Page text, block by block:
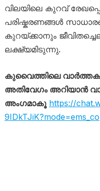
വിലയിലെ കുറവ്
പരിഷ്കരണങ്ങൾ
കുറയ്ക്കാനും
ലക്ഷ്യമിടുന്നു.
കുവൈത്തിലെ
അതിവേഗം അറിയാൻ
അംഗമാകൂ https://